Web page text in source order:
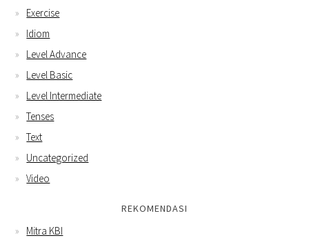
Exercise
Idiom
Level Advance
Level Basic
Level Intermediate
Tenses
Text
Uncategorized
Video
REKOMENDASI
Mitra KBI